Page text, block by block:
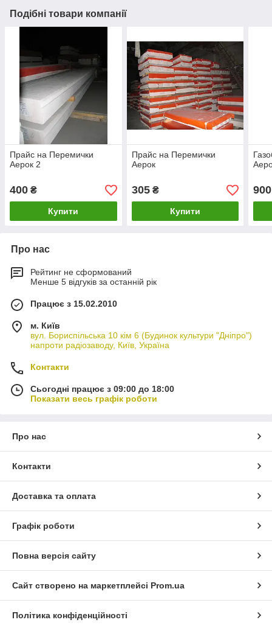
Подібні товари компанії
Прайс на Перемички
Аерок 2
400 ₴
Купити
Прайс на Перемички
Аерок
305₴
Купити
Про нас
Рейтинг не сформований
Менше 5 відгуків за останній рік
Працює з 15.02.2010
м. Київ
вул. Бориспільська 10 кім 6 (Будинок культури "Дніпро")
напроти радіозаводу, Київ, Україна
Контакти
Сьогодні працює з 09:00 до 18:00
Показати весь графік роботи
Про нас
Контакти
Доставка та оплата
Графік роботи
Повна версія сайту
Сайт створено на маркетплейсі Prom.ua
Політика конфіденційності